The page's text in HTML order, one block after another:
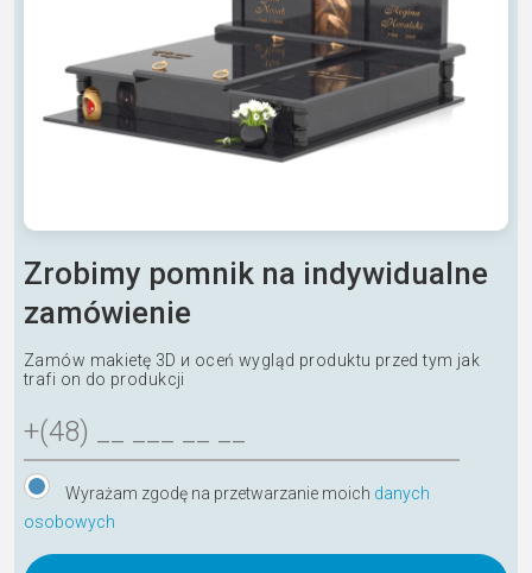
Zrobimy pomnik na indywidualne
zamówienie
Zamów makietę 3D и oceń wygląd produktu przed tym jak
trafi on do produkcji
Wyrażam zgodę na przetwarzanie moich danych
osobowych